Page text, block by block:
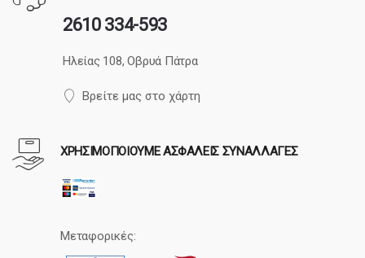
2610 334-593
Ηλείας 108, Οβρυά Πάτρα
Βρείτε μας στο χάρτη
ΧΡΗΣΙΜΟΠΟΙΟΥΜΕ ΑΣΦΑΛΕΙΣ ΣΥΝΑΛΛΑΓΕΣ
Μεταφορικές: